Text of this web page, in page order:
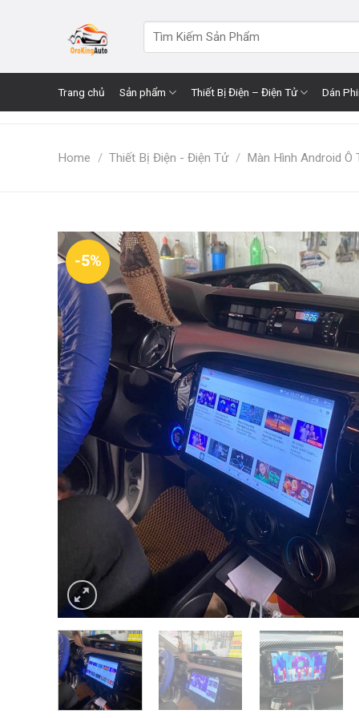
for:
Trang chủ Sản phẩm Thiết Bị Điện – Điện Tử Dán
Home / Thiết Bị Điện - Điện Tử / Màn Hình Android Ô
-5%